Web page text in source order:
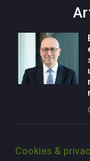
Cookies &